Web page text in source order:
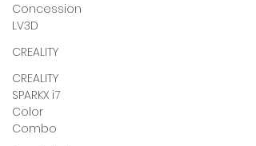
Concession
LV3D
CREALITY
CREALITY
SPARKX i7
Color
Combo